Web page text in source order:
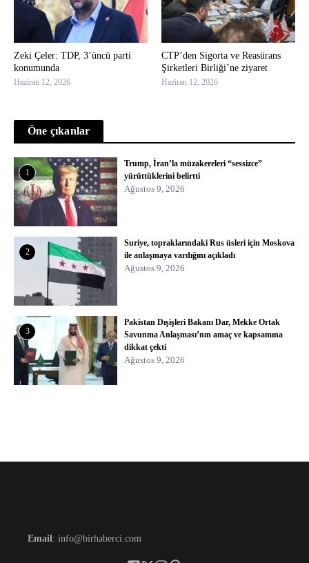
Zeki Çeler: TDP, 3’üncü parti
konumunda
Haziran 12, 2026
CTP’den Sigorta ve Reasürans
Şirketleri Birliği’ne ziyaret
Haziran 12, 2026
Öne çıkanlar
1
Trump, İran’la müzakereleri “sessizce”
yürüttüklerini belirtti
Ağustos 9, 2026
2
Suriye, topraklarındaki Rus üsleri için Moskova
ile anlaşmaya vardığını açıkladı
Ağustos 9, 2026
3
Pakistan Dışişleri Bakanı Dar, Mekke Ortak
Savunma Anlaşması’nın amaç ve kapsamına
dikkat çekti
Ağustos 9, 2026
Email: info@birhaberci.com